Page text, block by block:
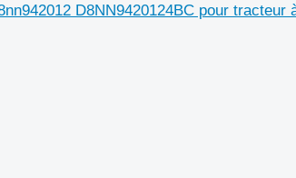
D8NN9420124BC pour tracteur